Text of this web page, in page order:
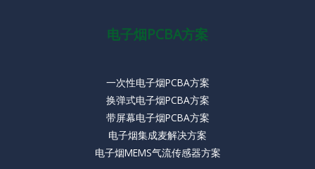
电子烟PCBA方案
一次性电子烟PCBA方案
换弹式电子烟PCBA方案
带屏幕电子烟PCBA方案
电子烟集成麦解决方案
电子烟MEMS气流传感器方案